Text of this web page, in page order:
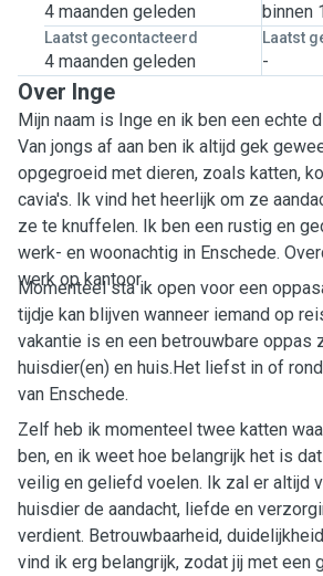
4 maanden geleden binnen
Laatst gecontacteerd
4 maanden geleden
Laatst
-
Over Inge
Mijn naam is Inge en ik ben een echte
Van jongs af aan ben ik altijd gek
opgegroeid met dieren, zoals katten,
cavia's. Ik vind het heerlijk om ze
ze te knuffelen. Ik ben een rustig en
werk- en woonachtig in Enschede.
werk op kantoor.
Momenteel sta ik open voor een
tijdje kan blijven wanneer iemand op
vakantie is en een betrouwbare oppas
huisdier(en) en huis.Het liefst in of
van Enschede.
Zelf heb ik momenteel twee katten
ben, en ik weet hoe belangrijk het is
veilig en geliefd voelen. Ik zal er altijd
huisdier de aandacht, liefde en
verdient. Betrouwbaarheid,
vind ik erg belangrijk, zodat jij met een